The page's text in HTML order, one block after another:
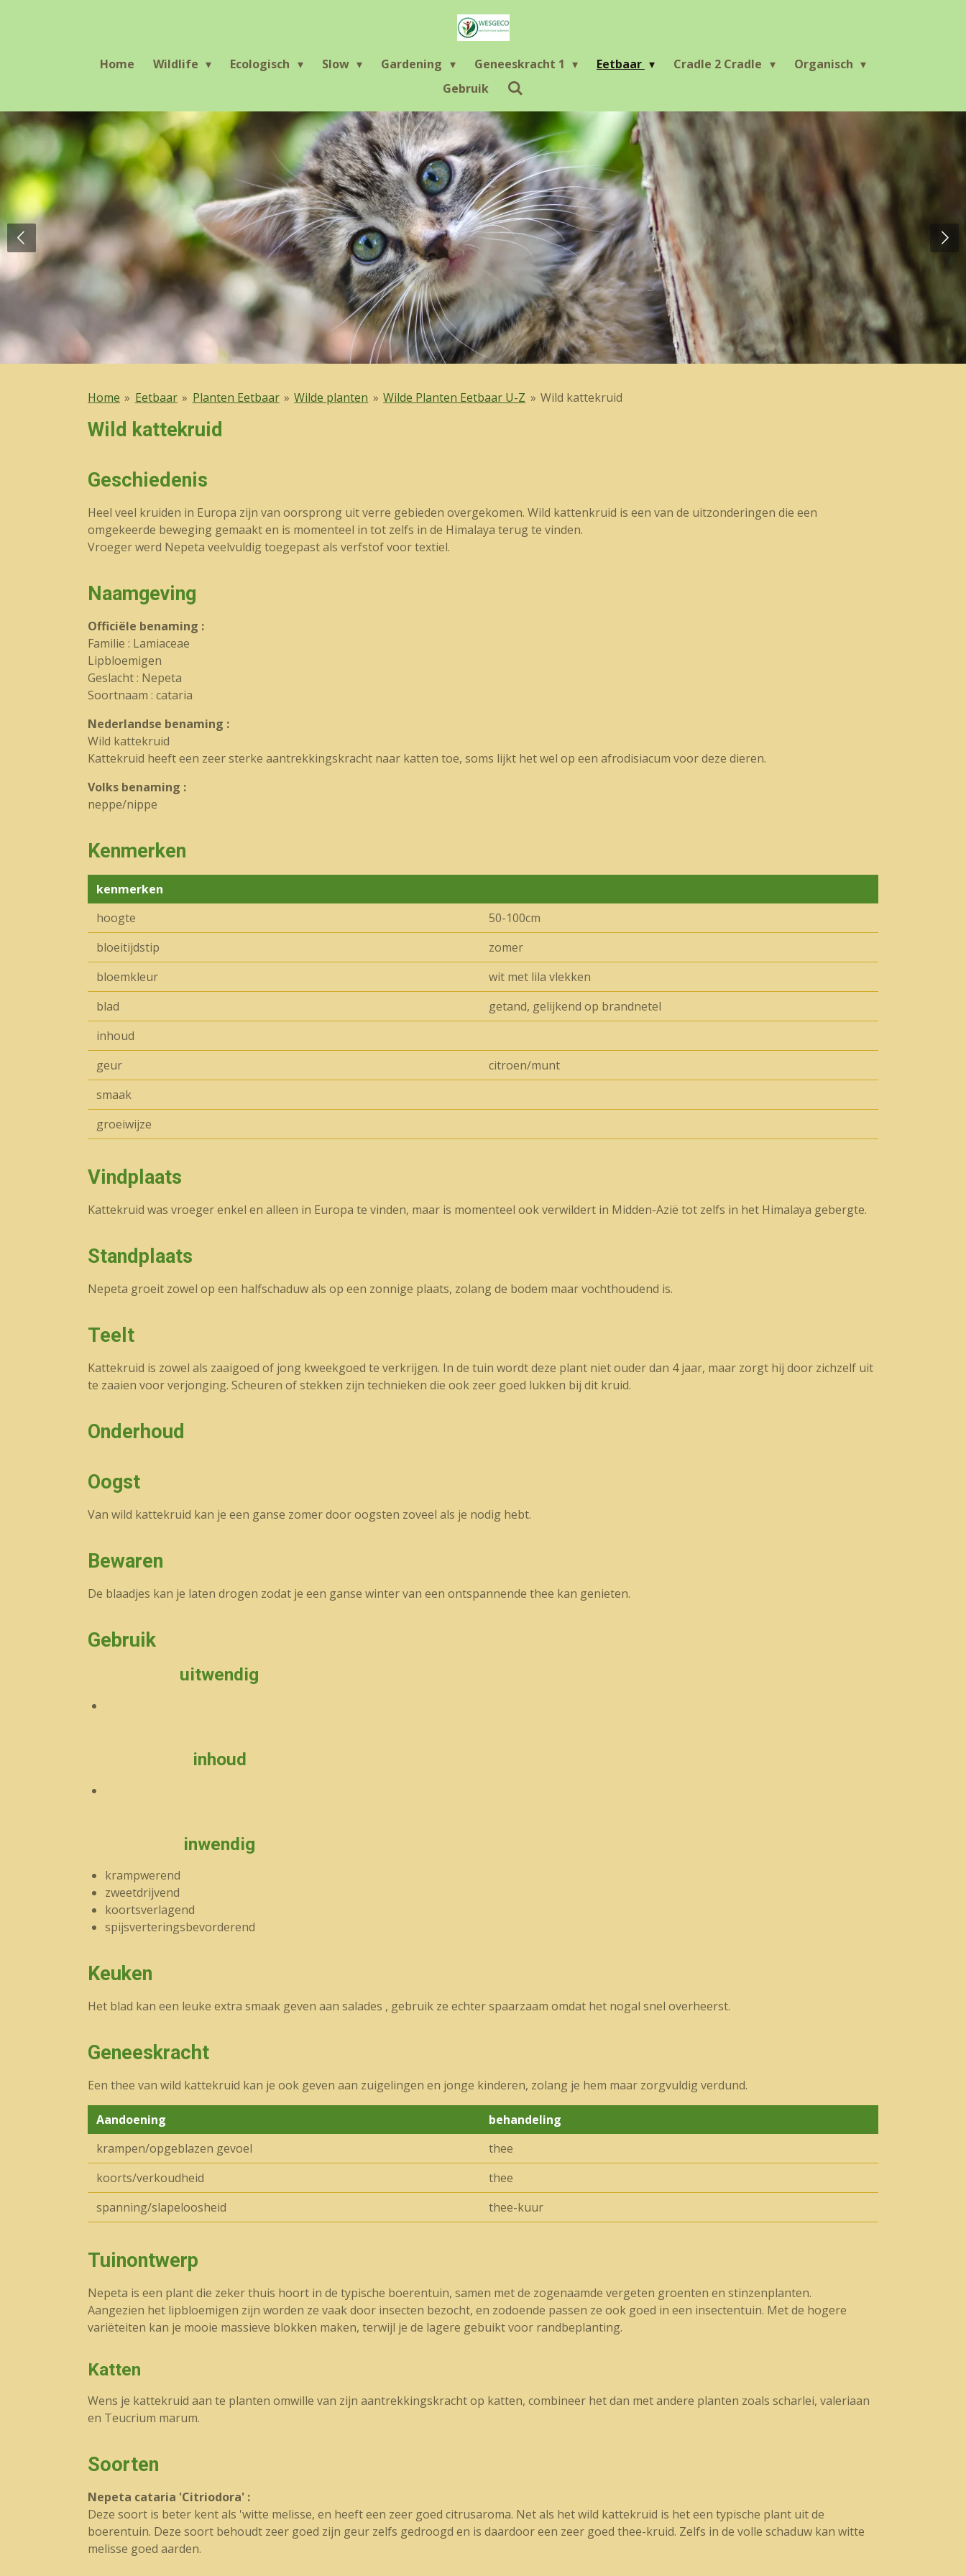
Home Wildlife Ecologisch Slow Gardening Geneeskracht 1 Eetbaar Cradle 2 Cradle
Organisch
Gebruik
Home » Eetbaar » Planten Eetbaar » Wilde planten » Wilde Planten Eetbaar U-Z » Wild kattekruid
Wild kattekruid
Geschiedenis
Heel veel kruiden in Europa zijn van oorsprong uit verre gebieden overgekomen. Wild kattenkruid is een van de uitzonderingen die een
omgekeerde beweging gemaakt en is momenteel in tot zelfs in de Himalaya terug te vinden.
Vroeger werd Nepeta veelvuldig toegepast als verfstof voor textiel.
Naamgeving
Officiële benaming :
Familie : Lamiaceae
Lipbloemigen
Geslacht : Nepeta
Soortnaam : cataria
Nederlandse benaming :
Wild kattekruid
Kattekruid heeft een zeer sterke aantrekkingskracht naar katten toe, soms lijkt het wel op een afrodisiacum voor deze dieren.
Volks benaming :
neppe/nippe
Kenmerken
kenmerken
hoogte
50-100cm
bloeitijdstip
zomer
bloemkleur
wit met lila vlekken
blad
getand, gelijkend op brandnetel
inhoud
geur
citroen/munt
smaak
groeiwijze
Vindplaats
Kattekruid was vroeger enkel en alleen in Europa te vinden, maar is momenteel ook verwildert in Midden-Azië tot zelfs in het Himalaya gebergte.
Standplaats
Nepeta groeit zowel op een halfschaduw als op een zonnige plaats, zolang de bodem maar vochthoudend is.
Teelt
Kattekruid is zowel als zaaigoed of jong kweekgoed te verkrijgen. In de tuin wordt deze plant niet ouder dan 4 jaar, maar zorgt hij door zichzelf uit
te zaaien voor verjonging. Scheuren of stekken zijn technieken die ook zeer goed lukken bij dit kruid.
Onderhoud
Oogst
Van wild kattekruid kan je een ganse zomer door oogsten zoveel als je nodig hebt.
Bewaren
De blaadjes kan je laten drogen zodat je een ganse winter van een ontspannende thee kan genieten.
Gebruik
uitwendig
inhoud
inwendig
krampwerend
zweetdrijvend
koortsverlagend
spijsverteringsbevorderend
Keuken
Het blad kan een leuke extra smaak geven aan salades , gebruik ze echter spaarzaam omdat het nogal snel overheerst.
Geneeskracht
Een thee van wild kattekruid kan je ook geven aan zuigelingen en jonge kinderen, zolang je hem maar zorgvuldig verdund.
Aandoening
behandeling
krampen/opgeblazen gevoel
thee
koorts/verkoudheid
thee
spanning/slapeloosheid
thee-kuur
Tuinontwerp
Nepeta is een plant die zeker thuis hoort in de typische boerentuin, samen met de zogenaamde vergeten groenten en stinzenplanten.
Aangezien het lipbloemigen zijn worden ze vaak door insecten bezocht, en zodoende passen ze ook goed in een insectentuin. Met de hogere
variëteiten kan je mooie massieve blokken maken, terwijl je de lagere gebuikt voor randbeplanting.
Katten
Wens je kattekruid aan te planten omwille van zijn aantrekkingskracht op katten, combineer het dan met andere planten zoals scharlei, valeriaan
en Teucrium marum.
Soorten
Nepeta cataria 'Citriodora' :
Deze soort is beter kent als 'witte melisse, en heeft een zeer goed citrusaroma. Net als het wild kattekruid is het een typische plant uit de
boerentuin. Deze soort behoudt zeer goed zijn geur zelfs gedroogd en is daardoor een zeer goed thee-kruid. Zelfs in de volle schaduw kan witte
melisse goed aarden.